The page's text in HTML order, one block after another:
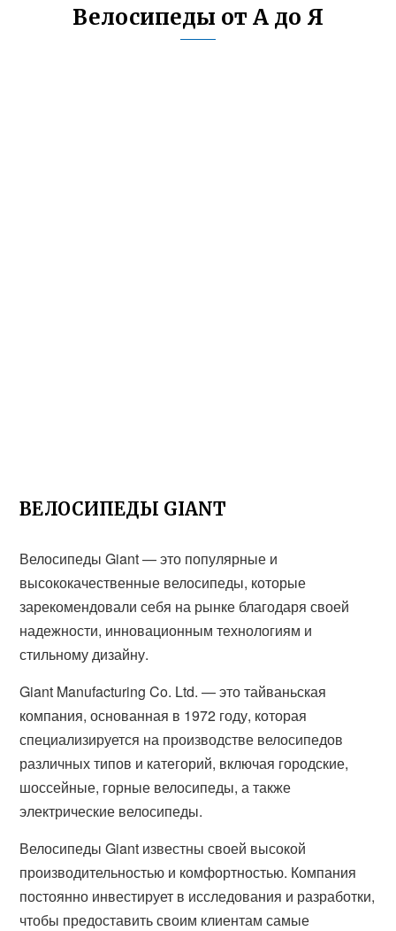
Велосипеды от А до Я
ВЕЛОСИПЕДЫ GIANT
Велосипеды Giant — это популярные и
высококачественные велосипеды, которые
зарекомендовали себя на рынке благодаря своей
надежности, инновационным технологиям и
стильному дизайну.
Giant Manufacturing Co. Ltd. — это тайваньская
компания, основанная в 1972 году, которая
специализируется на производстве велосипедов
различных типов и категорий, включая городские,
шоссейные, горные велосипеды, а также
электрические велосипеды.
Велосипеды Giant известны своей высокой
производительностью и комфортностью. Компания
постоянно инвестирует в исследования и разработки,
чтобы предоставить своим клиентам самые